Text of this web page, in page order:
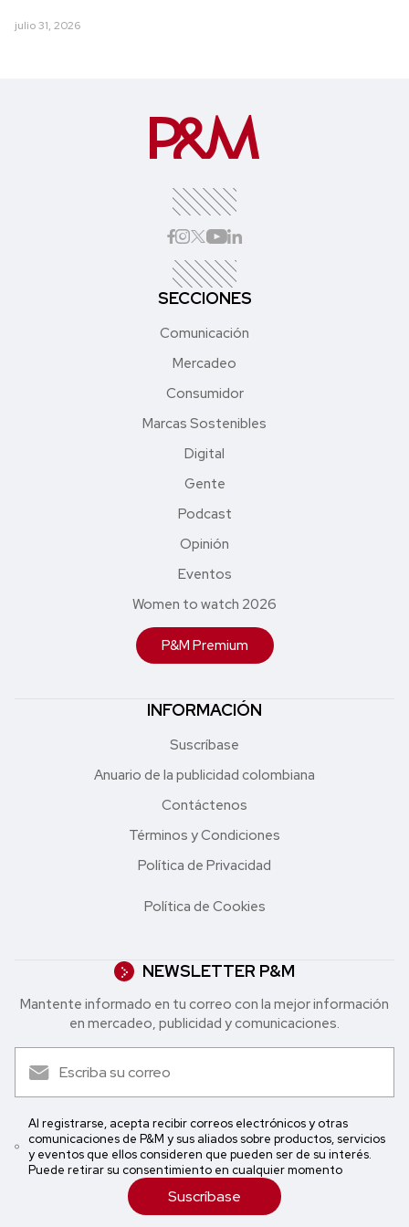
julio 31, 2026
SECCIONES
Comunicación
Mercadeo
Consumidor
Marcas Sostenibles
Digital
Gente
Podcast
Opinión
Eventos
Women to watch 2026
P&M Premium
INFORMACIÓN
Suscríbase
Anuario de la publicidad colombiana
Contáctenos
Términos y Condiciones
Política de Privacidad
Política de Cookies
NEWSLETTER P&M
Mantente informado en tu correo con la mejor in formación
en mercadeo, publicidad y comunicaciones.
Al registrarse, acepta recibir correos electrónicos y otras
comunicaciones de P&M y sus aliados sobre productos, servicios
y eventos que ellos consideren que pueden ser de su interés.
Puede retirar su consentimiento en cualquier momento
Suscríbase